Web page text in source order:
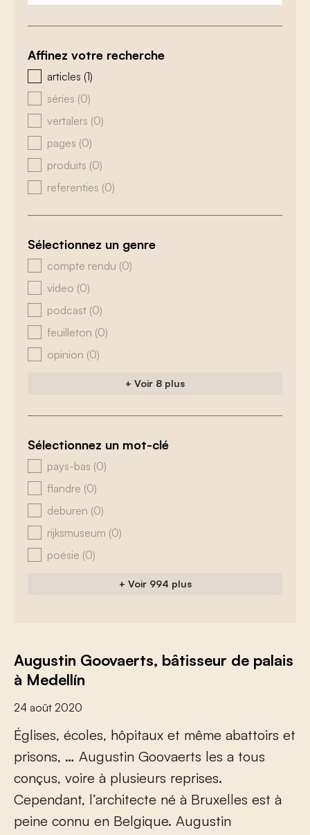
Affinez votre recherche
zoeken - type
articles (1)
séries (0)
vertalers (0)
pages (0)
produits (0)
referenties (0)
Sélectionnez un genre
zoeken - genre
compte rendu (0)
video (0)
podcast (0)
feuilleton (0)
opinion (0)
+ Voir 8 plus
Sélectionnez un mot-clé
zoeken - tags
pays-bas (0)
flandre (0)
deburen (0)
rijksmuseum (0)
poésie (0)
+ Voir 994 plus
Augustin Goovaerts, bâtisseur de palais
à Medellín
24 août 2020
Églises, écoles, hôpitaux et même abattoirs et
prisons, … Augustin Goovaerts les a tous
conçus, voire à plusieurs reprises.
Cependant, l’architecte né à Bruxelles est à
peine connu en Belgique. Augustin